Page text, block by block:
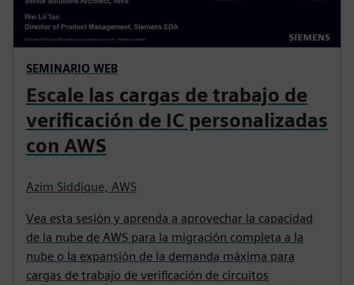
SEMINARIO WEB
Escale las cargas de trabajo de
verificación de IC personalizadas
con AWS
Azim Siddique, AWS
Vea esta sesión y aprenda a aprovechar la capacidad
de la nube de AWS para la migración completa a la
nube o la expansión de la demanda máxima para
cargas de trabajo de verificación de circuitos